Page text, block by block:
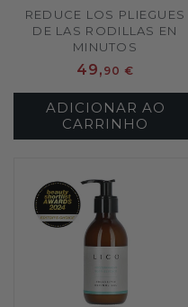
Fornecedor:
REDUCE LOS PLIEGUES
DE LAS RODILLAS EN
MINUTOS
Preço
normal
49, 90 €
ADICIONAR AO
CARRINHO